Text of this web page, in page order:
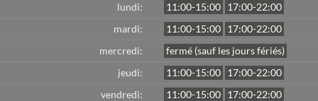
lundi: 11:00-15:00 17:00-22:00
mardi:
11:00-15:00 17:00-22:00
mercredi:
fermé (sauf les jours fériés)
jeudi:
11:00-15:00 17:00-22:00
vendredi:
11:00-15:00 17:00-22:00